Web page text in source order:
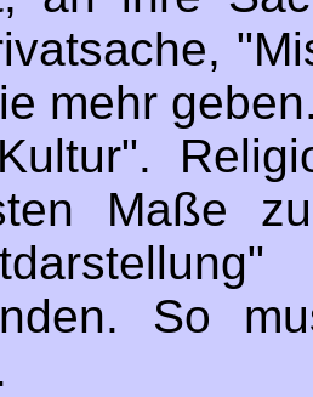
mehr
Maße
So